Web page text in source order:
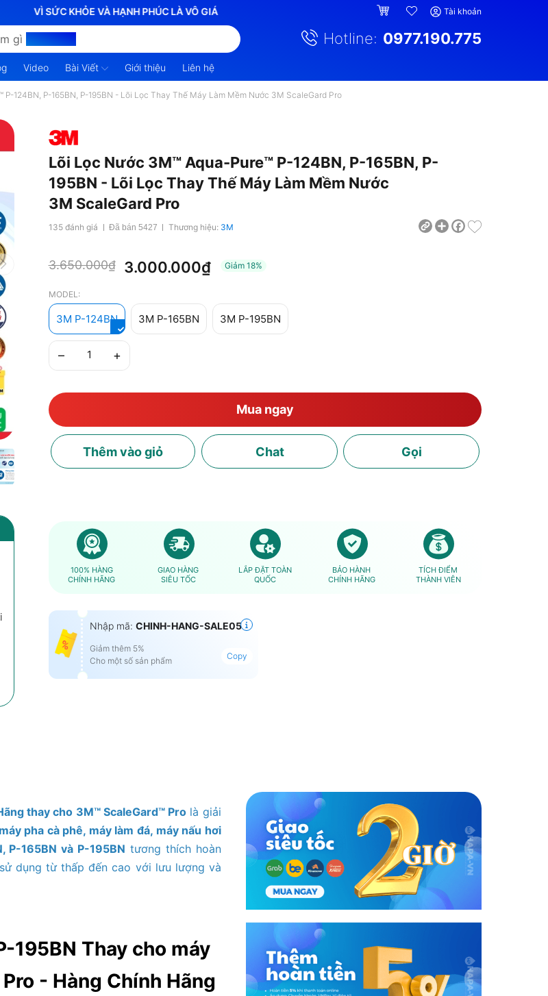
SỨC KHỎE VÀ HẠNH PHÚC LÀ VÔ GIÁ Tài khoản
gì hôm nay? Hotline: 0977.190.775
Video Bài Viết Giới thiệu Liên hệ
124BN, P-165BN, P-195BN - Lõi Lọc Thay Thế Máy Làm Mềm Nước 3M ScaleGard Pro
Lõi Lọc Nước 3M™ Aqua-Pure™ P-124BN, P-165BN, P-
195BN - Lõi Lọc Thay Thế Máy Làm Mềm Nước
3M ScaleGard Pro
135 đánh giá Đã bán 5427 Thương hiệu: 3M ShareFacebook
3.650.000₫ 3.000.000₫ Giảm 18%
MODEL:
3M P-124BN 3M P-165BN 3M P-195BN
– +
Mua ngay
Thêmvào giỏ Chat Gọi
100% HÀNG
CHÍNH HÃNG
GIAO HÀNG
SIÊU TỐC
LẮP ĐẶT TOÀN
QUỐC
BẢO HÀNH
CHÍNH HÃNG
TÍCH ĐIỂM
THÀNH VIÊN
Nhập mã: CHINH-HANG-SALE05
Giảm thêm 5%
Cho một số sản phẩm
Copy
Đánh giá Cùng thương hiệu
thay cho 3M™ ScaleGard™ Pro là giải
máy pha cà phê, máy làm đá, máy nấu hơi
P-165BN và P-195BN tương thích hoàn
dụng từ thấp đến cao với lưu lượng và
195BN Thay cho máy
- Hàng Chính Hãng